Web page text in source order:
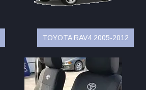
TOYOTA RAV4 2005-2012